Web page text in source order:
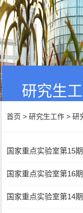
研究生
首页 >研究生工作 >研
国家重点实验室第15
国家重点实验室第16
国家重点实验室第14